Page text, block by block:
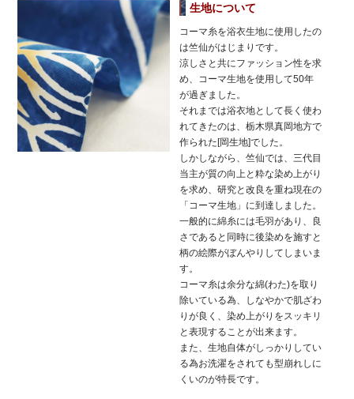
生地について
コーマ糸を浴衣生地に使用したの
は竺仙がはじまりです。
涼しさと共にファッション性を求
め、コーマ生地を使用して50年
が過ぎました。
それまでは浴衣地として長く使わ
れてきたのは、栃木県真岡地方で
作られた[岡生地]でした。
しかしながら、竺仙では、三代目
当主が質の向上と粋な染め上がり
を求め、研究と改良を重ね現在の
「コーマ生地」に到達しました。
一般的に綿糸には毛羽があり、良
さであると同時に後染めを施すと
柄の絵際がぼんやりしてしまいま
す。
コーマ糸は余分な綿(わた)を取り
除いている為、しなやかで肌ざわ
りが良く、染め上がりをスッキリ
と表現することが出来ます。
また、生地自体がしっかりしてい
る為お洗濯をされても型崩れしに
くいのが特長です。